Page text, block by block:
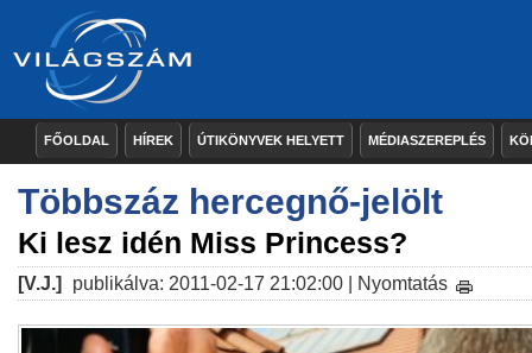
FŐOLDAL HÍREK ÚTIKÖNYVEK HELYETT MÉDIASZEREPLÉS
Többszáz hercegnő-jelölt
Ki lesz idén Miss Princess?
[V.J.] publikálva: 2011-02-17 21:02:00 | Nyomtatás